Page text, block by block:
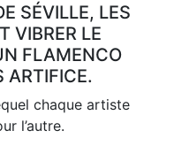
SÉVILLE, LES
VIBRER LE
FLAMENCO
ARTIFICE.
chaque artiste
l’autre.